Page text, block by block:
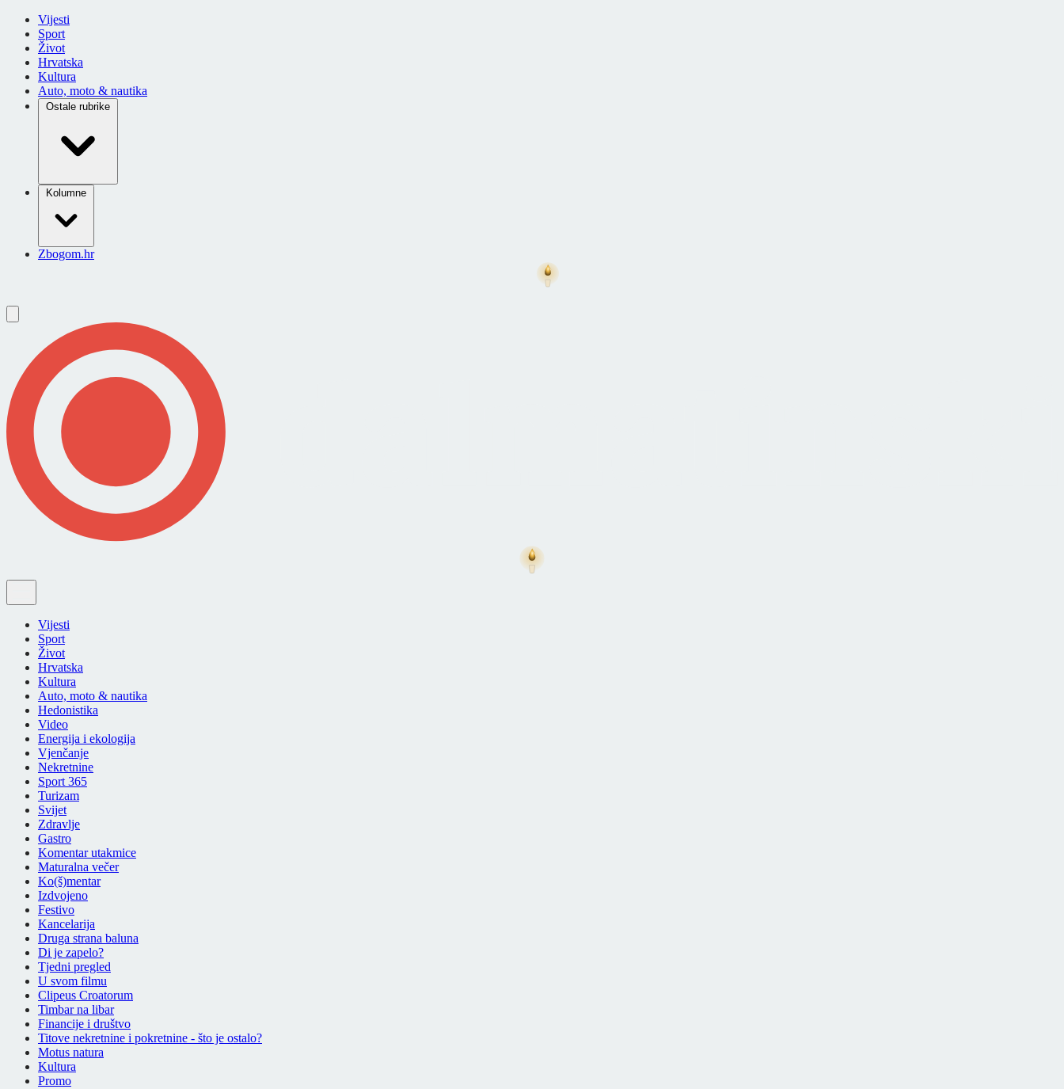
Vijesti
Sport
Život
Hrvatska
Kultura
Auto, moto & nautika
Ostale rubrike
Kolumne
Zbogom.hr
Vijesti
Sport
Život
Hrvatska
Kultura
Auto, moto & nautika
Hedonistika
Video
Energija i ekologija
Vjenčanje
Nekretnine
Sport 365
Turizam
Svijet
Zdravlje
Gastro
Komentar utakmice
Maturalna večer
Ko(š)mentar
Izdvojeno
Festivo
Kancelarija
Druga strana baluna
Di je zapelo?
Tjedni pregled
U svom filmu
Clipeus Croatorum
Timbar na libar
Financije i društvo
Titove nekretnine i pokretnine - što je ostalo?
Motus natura
Kultura
Promo